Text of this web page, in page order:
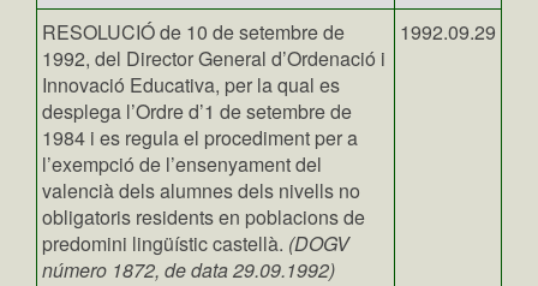
RESOLUCIÓ de 10 de setembre de
1992, del Director General d’Ordenació i
Innovació Educativa, per la qual es
desplega l’Ordre d’1 de setembre de
1984 i es regula el procediment per a
l’exempció de l’ensenyament del
valencià dels alumnes dels nivells no
obligatoris residents en poblacions de
predomini lingüístic castellà. (DOGV
número 1872, de data 29.09.1992)
1992.09.29